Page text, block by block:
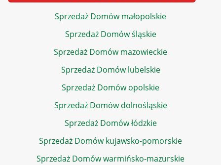
Sprzedaż Domów małopolskie
Sprzedaż Domów śląskie
Sprzedaż Domów mazowieckie
Sprzedaż Domów lubelskie
Sprzedaż Domów opolskie
Sprzedaż Domów dolnośląskie
Sprzedaż Domów łódzkie
Sprzedaż Domów kujawsko-pomorskie
Sprzedaż Domów warmińsko-mazurskie